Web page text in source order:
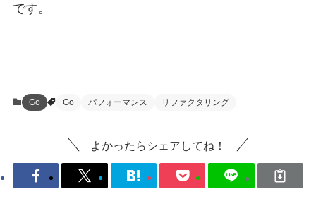
です。
Go Go パフォーマンス リファクタリング
よかったらシェアしてね！